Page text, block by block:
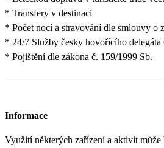
* Transfery v destinaci
* Počet nocí a stravování dle smlouvy o
* 24/7 Služby česky hovořícího delegáta
* Pojištění dle zákona č. 159/1999 Sb.
Informace
Využití některých zařízení a aktivit může